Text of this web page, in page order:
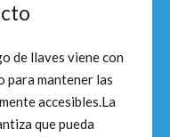
de llaves viene con
para mantener las
accesibles.La
que pueda